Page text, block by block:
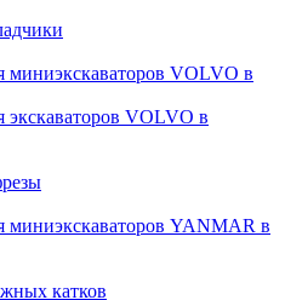
миниэкскаваторов VOLVO в
экскаваторов VOLVO в
миниэкскаваторов YANMAR в
катков